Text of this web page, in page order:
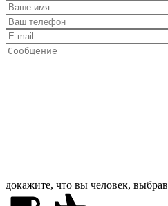
докажите, что вы человек, выбрав